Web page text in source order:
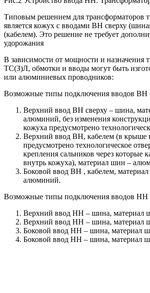
Типовым решением для трансформаторов
является кожух с вводами ВН сверху
(кабелем). Это решение не требует
удорожания
В зависимости от мощности и назначения
ТС(З)Л, обмотки и вводы могут быть
или алюминиевых проводников:
Возможные типы подключения вводов ВН
Верхний ввод ВН сверху – шина,
алюминий, без изменения
кожуха предусмотрено
Верхний ввод ВН, кабелем (в крыше
предусмотрено технологическое
крепления сальников через которые
внутрь кожуха), материал шин –
Боковой ввод ВН , кабелем,
алюминий.
Возможные типы подключения вводов НН
Верхний ввод НН – шина, материал
Верхний ввод НН – шина, материал
Боковой ввод НН – шина, материал
Боковой ввод НН – шина, материал